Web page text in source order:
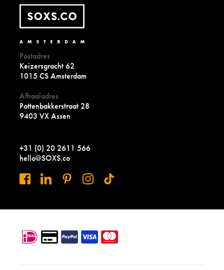
Postadres
Keizersgracht 62
1015 CS Amsterdam
Afhaaladres
Pottenbakkerstraat 28
9403 VX Assen
+31 (0) 20 2611 566
hello@SOXS.co